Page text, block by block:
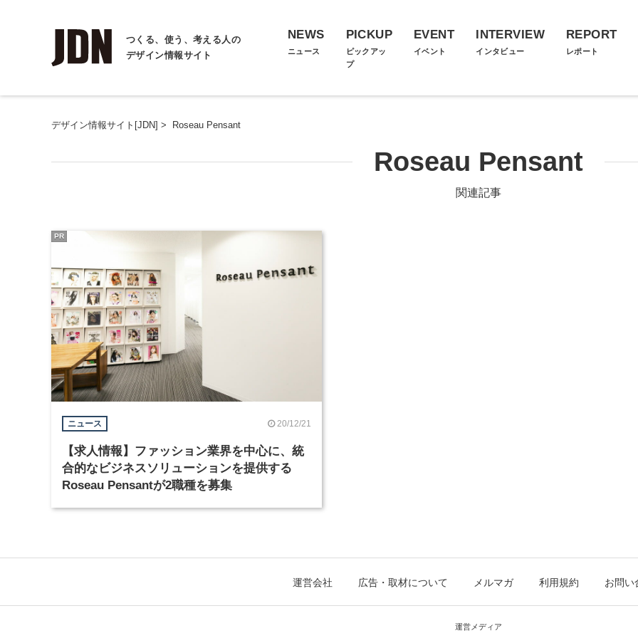
つくる、使う、考える人の
デザイン情報サイト
NEWS
ニュース
PICKUP
ピックアッ
プ
EVENT
イベント
INTERVIEW
インタビュー
REPORT
レポート
デザイン情報サイト[JDN] > Roseau Pensant
Roseau Pensant
関連記事
ニュース 20/12/21
【求人情報】ファッション業界を中心に、統
合的なビジネスソリューションを提供する
Roseau Pensantが2職種を募集
PR
運営会社 広告・取材について メルマガ 利用規約 お問い
運営メディア